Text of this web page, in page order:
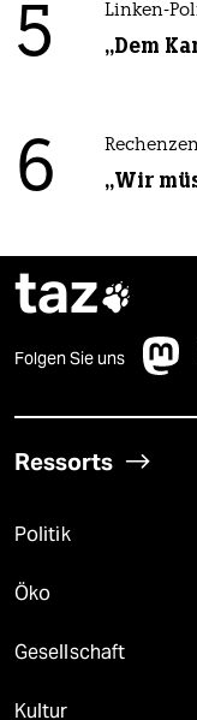
5 Linken-
„Dem
6 „Wir
taz
Folgen Sie uns
Ressorts
Politik
Öko
Gesellschaft
Kultur